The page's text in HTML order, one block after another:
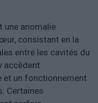
une anomalie
consistant en la
entre les cavités du
accèdent
et un fonctionnement
Certaines